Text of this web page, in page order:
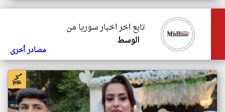
تابع اخر اخبار سوريا من
الوسط
مصادر أخرى